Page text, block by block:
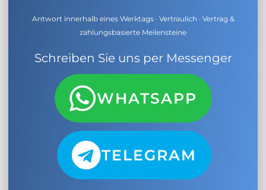
Antwort innerhalb eines Werktags · Vertraulich · Vertrag &
zahlungsbasierte Meilensteine
Schreiben Sie uns per Messenger
WHATSAPP
TELEGRAM